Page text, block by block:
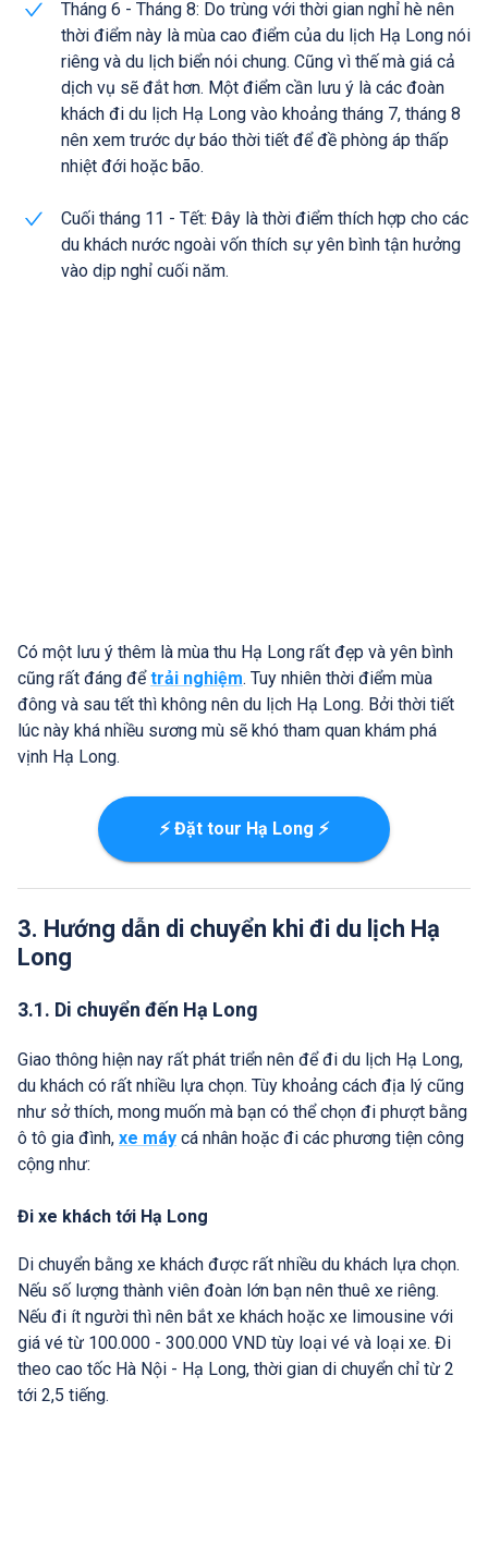
Tháng 6 - Tháng 8: Do trùng với thời gian nghỉ hè nên
thời điểm này là mùa cao điểm của du lịch Hạ Long nói
riêng và du lịch biển nói chung. Cũng vì thế mà giá cả
dịch vụ sẽ đắt hơn. Một điểm cần lưu ý là các đoàn
khách đi du lịch Hạ Long vào khoảng tháng 7, tháng 8
nên xem trước dự báo thời tiết để đề phòng áp thấp
nhiệt đới hoặc bão.
Cuối tháng 11 - Tết: Đây là thời điểm thích hợp cho các
du khách nước ngoài vốn thích sự yên bình tận hưởng
vào dịp nghỉ cuối năm.
Có một lưu ý thêm là mùa thu Hạ Long rất đẹp và yên bình
cũng rất đáng đểtrải nghiệm. Tuy nhiên thời điểm mùa
đông và sau tết thì không nên du lịch Hạ Long. Bởi thời tiết
lúc này khá nhiều sương mù sẽ khó tham quan khám phá
vịnh Hạ Long.
⚡ Đặt tour Hạ Long ⚡
3. Hướng dẫn di chuyển khi đi du lịch Hạ
Long
3.1. Di chuyển đến Hạ Long
Giao thông hiện nay rất phát triển nên để đi du lịch Hạ Long,
du khách có rất nhiều lựa chọn. Tùy khoảng cách địa lý cũng
như sở thích, mong muốn mà bạn có thể chọn đi phượt bằng
ô tô gia đình, xe máy cá nhân hoặc đi các phương tiện công
cộng như:
Đi xe khách tới Hạ Long
Di chuyển bằng xe khách được rất nhiều du khách lựa chọn.
Nếu số lượng thành viên đoàn lớn bạn nên thuê xe riêng.
Nếu đi ít người thì nên bắt xe khách hoặc xe limousine với
giá vé từ 100.000 - 300.000 VND tùy loại vé và loại xe. Đi
theo cao tốc Hà Nội - Hạ Long, thời gian di chuyển chỉ từ 2
tới 2,5 tiếng.